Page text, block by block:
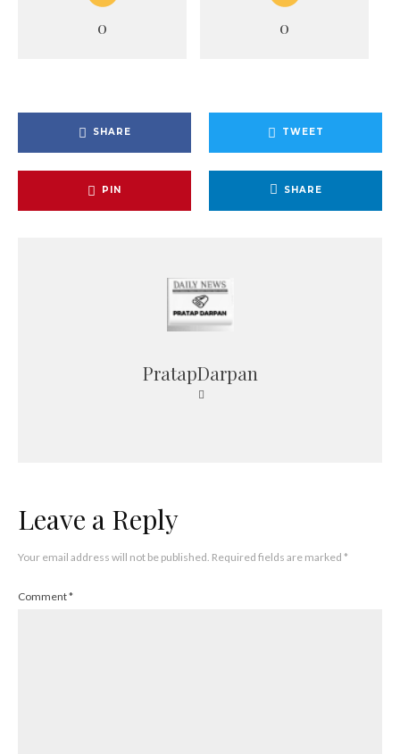
0 0
SHARE TWEET
PIN SHARE
PratapDarpan
Leave a Reply
Your email address will not be published. Required fields are marked *
Comment*